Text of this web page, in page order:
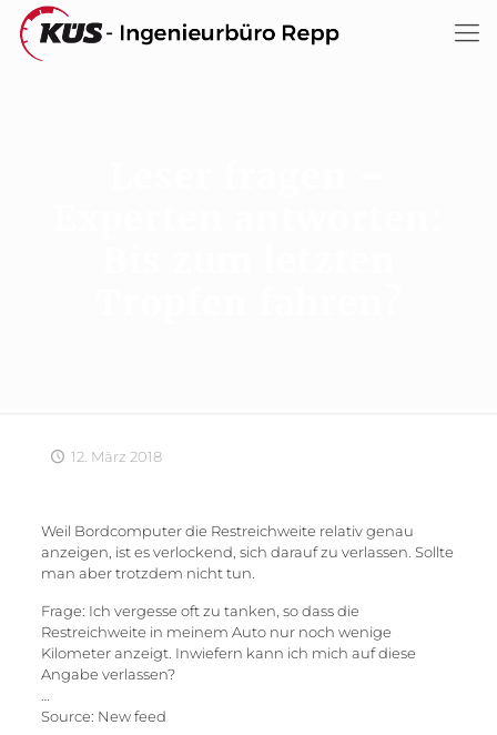
12. März 2018
Weil Bordcomputer die Restreichweite relativ genau
anzeigen, ist es verlockend, sich darauf zu verlassen. Sollte
man aber trotzdem nicht tun.
Frage: Ich vergesse oft zu tanken, so dass die
Restreichweite in meinem Auto nur noch wenige
Kilometer anzeigt. Inwiefern kann ich mich auf diese
Angabe verlassen?
Source: New feed